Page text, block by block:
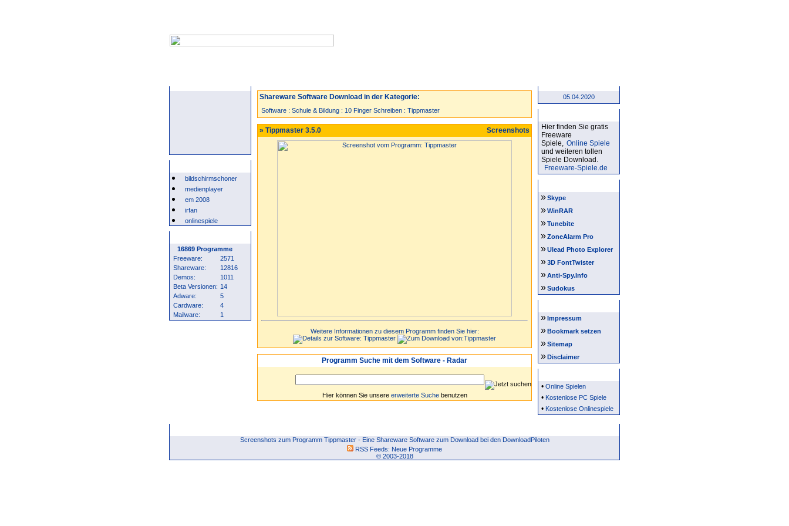
bildschirmschoner
medienplayer
em 2008
irfan
onlinespiele
16869 Programme
Freeware:
2571
Shareware:
12816
Demos:
1011
Beta Versionen: 14
Adware:
5
Cardware:
4
Mailware:
1
Shareware Software Download in der Kategorie:
Software : Schule & Bildung : 10 Finger Schreiben : Tippmaster
» Tippmaster 3.5.0 Screenshots
Weitere Informationen zu diesem Programm finden Sie hier:
Programm Suche mit dem Software - Radar
Hier können Sie unsere erweiterte Suchebenutzen
05.04.2020
Hier finden Sie gratis
Freeware
Spiele, Online Spiele
und weiteren tollen
Spiele Download.
Freeware-Spiele.de
»Skype
»WinRAR
»Tunebite
»ZoneAlarm Pro
»Ulead Photo Explorer
»3D FontTwister
»Anti-Spy.Info
»Sudokus
»Impressum
»Bookmark setzen
»Sitemap
»Disclaimer
• Online Spielen
• Kostenlose PC Spiele
• Kostenlose Onlinespiele
Screenshots zum Programm Tippmaster - Eine Shareware Software zum Download bei den DownloadPiloten
RSS Feeds: Neue Programme
© 2003-2018